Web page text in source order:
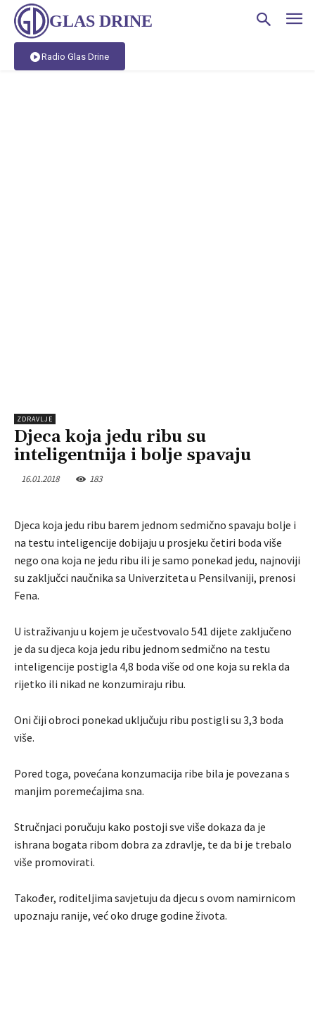
GLAS DRINE
Radio Glas Drine
ZDRAVLJE
Djeca koja jedu ribu su
inteligentnija i bolje spavaju
16.01.2018 183
Djeca koja jedu ribu barem jednom sedmično spavaju bolje i
na testu inteligencije dobijaju u prosjeku četiri boda više
nego ona koja ne jedu ribu ili je samo ponekad jedu, najnoviji
su zaključci naučnika sa Univerziteta u Pensilvaniji, prenosi
Fena.
U istraživanju u kojem je učestvovalo 541 dijete zaključeno
je da su djeca koja jedu ribu jednom sedmično na testu
inteligencije postigla 4,8 boda više od one koja su rekla da
rijetko ili nikad ne konzumiraju ribu.
Oni čiji obroci ponekad uključuju ribu postigli su 3,3 boda
više.
Pored toga, povećana konzumacija ribe bila je povezana s
manjim poremećajima sna.
Stručnjaci poručuju kako postoji sve više dokaza da je
ishrana bogata ribom dobra za zdravlje, te da bi je trebalo
više promovirati.
Također, roditeljima savjetuju da djecu s ovom namirnicom
upoznaju ranije, već oko druge godine života.